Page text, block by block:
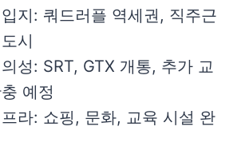
지: 쿼드러플 역세권, 직주근
시
성: SRT, GTX 개통, 추가 교
예정
라: 쇼핑, 문화, 교육 시설 완